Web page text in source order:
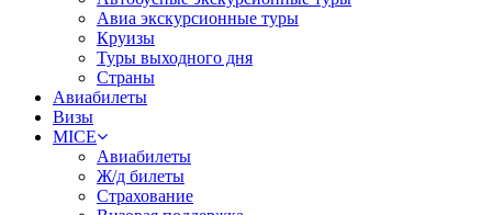
Авиа экскурсионные туры
Круизы
Туры выходного дня
Страны
Авиабилеты
Визы
MICE
Авиабилеты
Ж/д билеты
Страхование